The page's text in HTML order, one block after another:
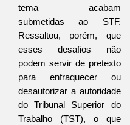
tema acabam
submetidas ao STF.
Ressaltou, porém, que
esses desafios não
podem servir de pretexto
para enfraquecer ou
desautorizar a autoridade
do Tribunal Superior do
Trabalho (TST), o que